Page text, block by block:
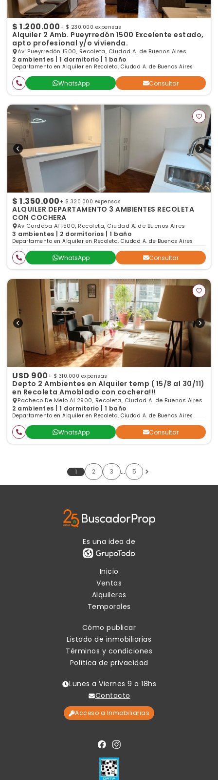
$ 1.200.000 + $ 230.000 expensas
Alquiler 2 Amb. Pueyrredón 1500 Excelente estado,
apto profesional y/o vivienda.
Av. Pueyrredón 1500, Recoleta, Ciudad A. de Buenos Aires
2 ambientes | 1 dormitorio | 1 baño
Departamento en Alquiler en Recoleta, Ciudad A. de Buenos Aires
WhatsApp Consultar
$ 1.350.000 + $ 320.000 expensas
ALQUILER DEPARTAMENTO 3 AMBIENTES RECOLETA
CON COCHERA
Av Cordoba Al 1500, Recoleta, Ciudad A. de Buenos Aires
3 ambientes | 2 dormitorios | 1 baño
Departamento en Alquiler en Recoleta, Ciudad A. de Buenos Aires
WhatsApp Consultar
USD 900 + $ 310.000 expensas
Depto 2 Ambientes en Alquiler temp ( 15/8 al 30/11)
en Recoleta Amoblado con cochera!!!
Pacheco De Melo Al 2900, Recoleta, Ciudad A. de Buenos Aires
2 ambientes | 1 dormitorio | 1 baño
Departamento en Alquiler en Recoleta, Ciudad A. de Buenos Aires
WhatsApp Consultar
1 2 3 … 5
Es una idea de
Inicio
Ventas
Alquileres
Temporales
Cómo publicar
Listado de inmobiliarias
Términos y condiciones
Política de privacidad
Lunes a Viernes 9 a 18hs
Contacto
Acceso a Inmobiliarias